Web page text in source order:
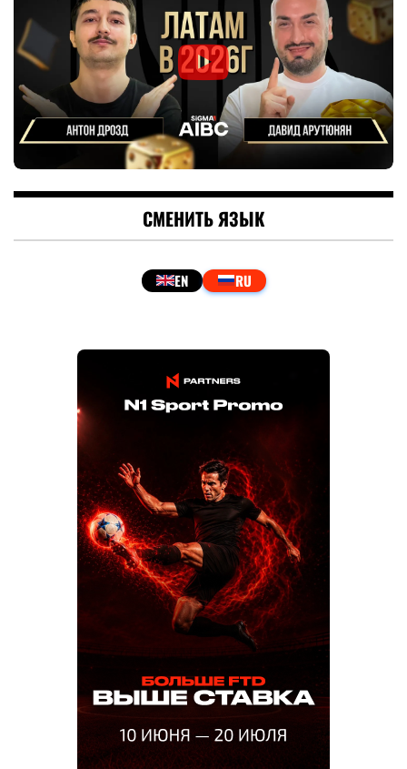
СМЕНИТЬ ЯЗЫК